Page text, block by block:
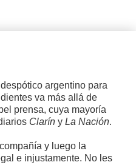
argentino para
va más allá de
prensa, cuya mayoría
Clarín y La Nación.
y luego la
e injustamente. No les